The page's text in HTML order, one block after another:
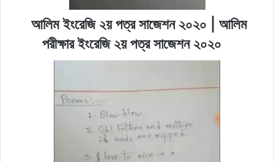
আলিম ইংরেজি ২য় পত্র সাজেশন ২০২০ | আলিম
পরীক্ষার ইংরেজি ২য় পত্র সাজেশন ২০২০